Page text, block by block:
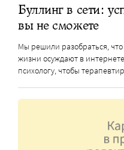
Буллинг в сети:
вы не сможете
Мы решили разобраться,
жизни осуждают в
психологу, чтобы